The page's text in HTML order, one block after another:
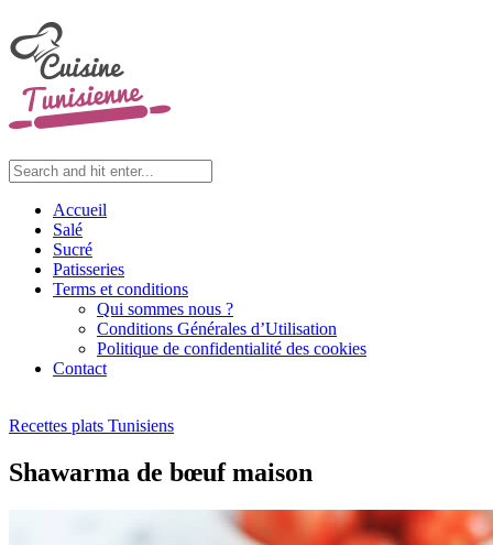
Accueil
Salé
Sucré
Patisseries
Terms et conditions
Qui sommes nous ?
Conditions Générales d’Utilisation
Politique de confidentialité des cookies
Contact
Recettes plats Tunisiens
Shawarma de bœuf maison